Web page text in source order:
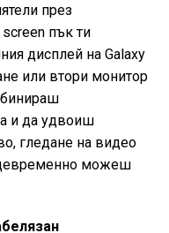
през
пък ти
дисплей на Galaxy
или втори монитор
и да удвоиш
гледане на видео
можеш